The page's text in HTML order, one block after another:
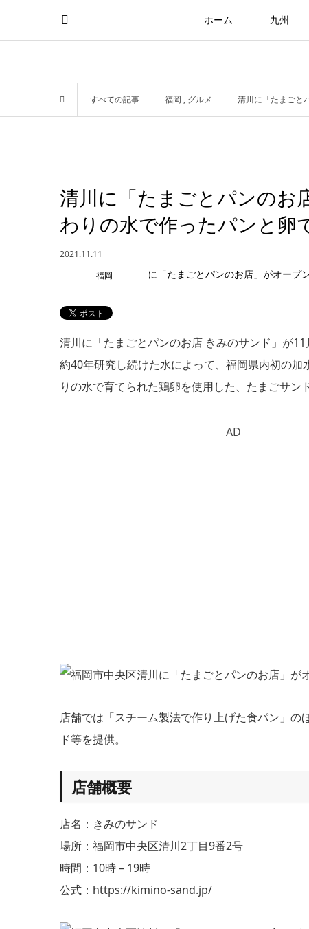
ホーム 九州
すべての記事 福岡 , グルメ 清川に「たまごと
清川に「たまごとパンのお
わりの水で作ったパンと卵
2021.11.11
福岡
清川に「たまごとパンのお店 きみのサンド」が11
約40年研究し続けた水によって、福岡県内初の
りの水で育てられた鶏卵を使用した、たまごサン
AD
店舗では「スチーム製法で作り上げた食パン」の
ド等を提供。
店舗概要
店名：きみのサンド
場所：福岡市中央区清川2丁目9番2号
時間：10時 – 19時
公式：https://kimino-sand.jp/